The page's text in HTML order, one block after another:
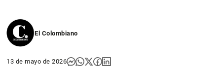
El Colombiano
13 de mayo de 2026